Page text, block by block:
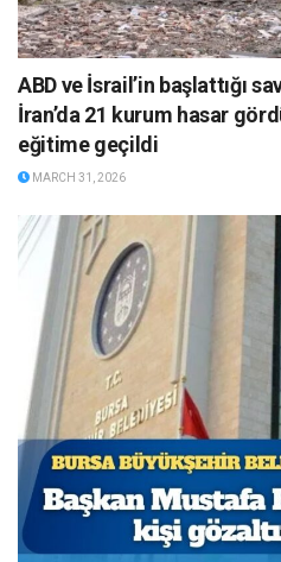
ABD ve İsrail’in başlattığı
İran’da 21 kurum hasar
eğitime geçildi
MARCH 31, 2026